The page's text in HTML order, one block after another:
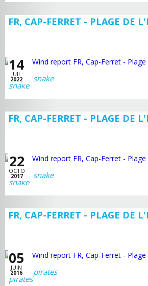
FR, CAP-FERRET - PLAGE DE
14
JUIL
2022
snake
FR, CAP-FERRET - PLAGE DE
22
OCTO
2017
snake
FR, CAP-FERRET - PLAGE DE
05
JUIN
2016
pirates